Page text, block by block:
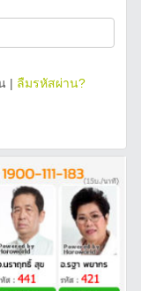
| ลืมรหัสผ่าน?